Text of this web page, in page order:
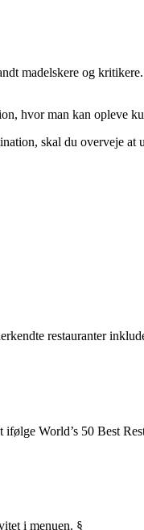
madelskere og
hvor man kan opleve
skal du overveje
restauranter
World’s 50 Best
i menuen. §